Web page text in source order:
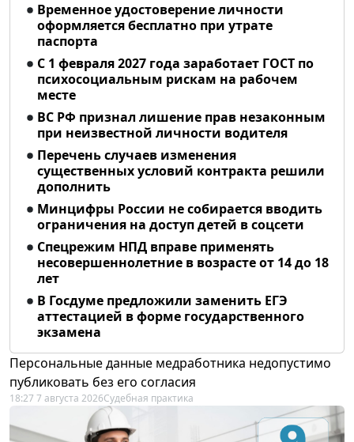
Временное удостоверение личности
оформляется бесплатно при утрате
паспорта
С 1 февраля 2027 года заработает ГОСТ по
психосоциальным рискам на рабочем
месте
ВС РФ признал лишение прав незаконным
при неизвестной личности водителя
Перечень случаев изменения
существенных условий контракта решили
дополнить
Минцифры России не собирается вводить
ограничения на доступ детей в соцсети
Спецрежим НПД вправе применять
несовершеннолетние в возрасте от 14 до 18
лет
В Госдуме предложили заменить ЕГЭ
аттестацией в форме государственного
экзамена
Персональные данные медработника недопустимо
публиковать без его согласия
18:27 7 августа 2026Судебная практика